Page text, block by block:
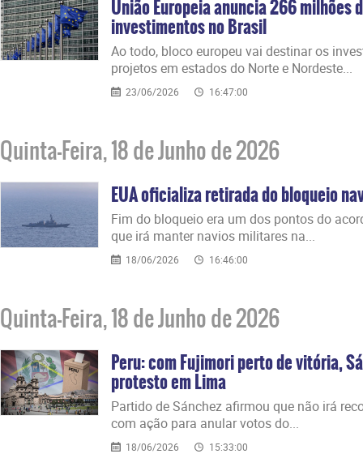
União Europeia anuncia 266 milhões
investimentos no Brasil
Ao todo, bloco europeu vai destinar os
projetos em estados do Norte e Nordeste...
23/06/2026 16:47:00
Quinta-Feira, 18 de Junho de 2026
EUA oficializa retirada do bloqueio
Fim do bloqueio era um dos pontos do
que irá manter navios militares na...
18/06/2026 16:46:00
Quinta-Feira, 18 de Junho de 2026
Peru: com Fujimori perto de vitória,
protesto em Lima
Partido de Sánchez afirmou que não irá
com ação para anular votos do...
18/06/2026 15:33:00